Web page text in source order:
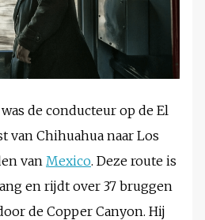
de conducteur op de El
van Chihuahua naar Los
van Mexico. Deze route is
en rijdt over 37 bruggen
de Copper Canyon. Hij